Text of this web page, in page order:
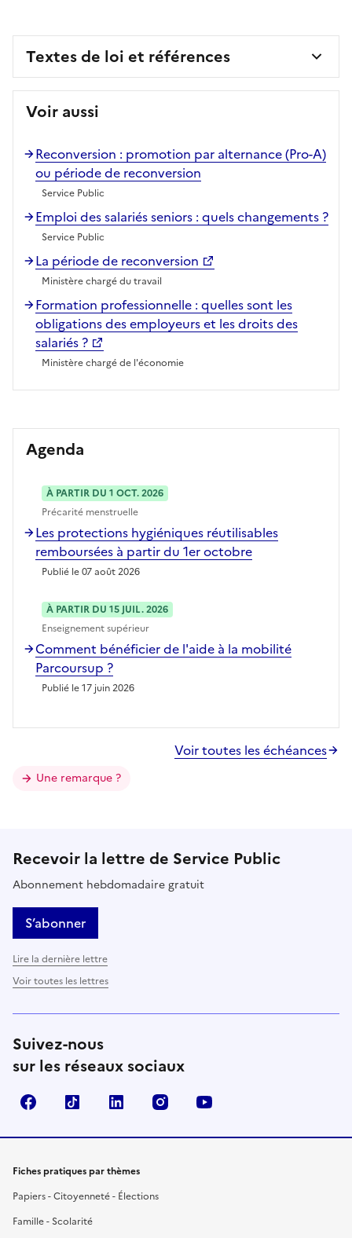
Textes de loi et références
Voir aussi
Reconversion : promotion par alternance (Pro-A)
ou période de reconversion
Service Public
Emploi des salariés seniors : quels changements ?
Service Public
La période de reconversion
Ministère chargé du travail
Formation professionnelle : quelles sont les
obligations des employeurs et les droits des
salariés ?
Ministère chargé de l'économie
Agenda
À PARTIR DU 1 OCT. 2026
Précarité menstruelle
Les protections hygiéniques réutilisables
remboursées à partir du 1er octobre
Publié le 07 août 2026
À PARTIR DU 15 JUIL. 2026
Enseignement supérieur
Comment bénéficier de l'aide à la mobilité
Parcoursup ?
Publié le 17 juin 2026
Voir toutes les échéances
Une remarque ?
Recevoir la lettre de Service Public
Abonnement hebdomadaire gratuit
S’abonner
Lire la dernière lettre
Voir toutes les lettres
Suivez-nous
sur les réseaux sociaux
FacebookTikTok LinkedIn Instagram
Fiches pratiques par thèmes
Papiers - Citoyenneté - Élections
Famille - Scolarité